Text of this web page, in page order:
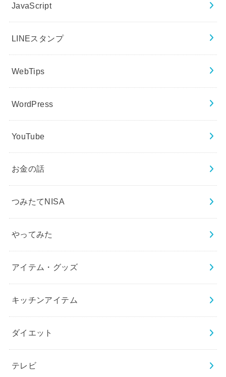
JavaScript
LINEスタンプ
WebTips
WordPress
YouTube
お金の話
つみたてNISA
やってみた
アイテム・グッズ
キッチンアイテム
ダイエット
テレビ